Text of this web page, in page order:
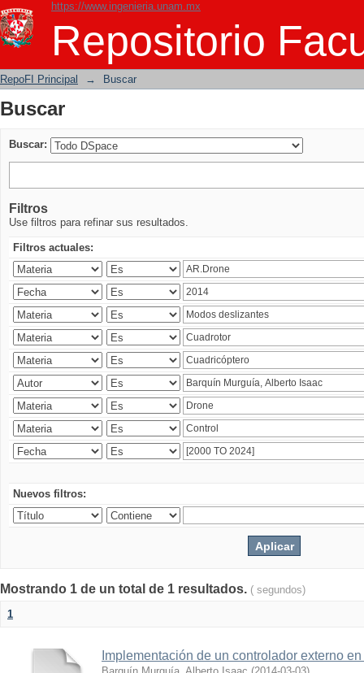
https://www.ingenieria.unam.mx
Repositorio
Buscar
RepoFI Principal → Buscar
Buscar
Buscar:
Filtros
Use filtros para refinar sus resultados.
Filtros actuales:
Nuevos filtros:
Mostrando 1 de un total de 1 resultados. ( segundos)
1
Implementación de un controlador externo